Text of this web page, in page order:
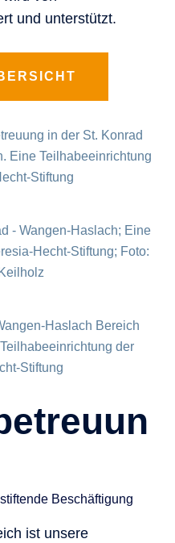
und unterstützt.
Beschäftigung
ist unsere